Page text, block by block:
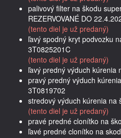
palivový filter na škodu
REZERVOVANÉ DO
(tento diel je už predaný)
ľavý spodný kryt podvozku
3T0825201C
(tento diel je už predaný)
ľavý predný výduch kúrenia
pravý predný výduch
3T0819702
stredový výduch kúrenia na
(tento diel je už predaný)
pravé predné clonítko na
ľavé predné clonítko na